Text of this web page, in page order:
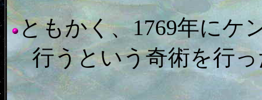
ともかく、1769年にケ
行うという奇術を行